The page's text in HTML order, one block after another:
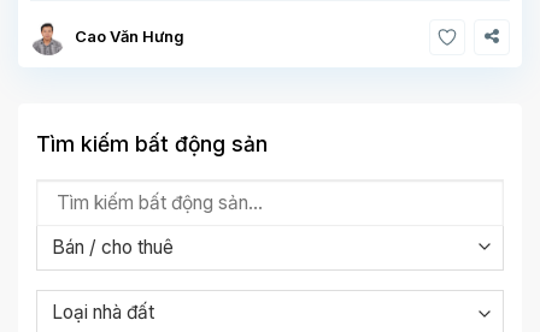
Cao Văn Hưng
Tìm kiếm bất động sản